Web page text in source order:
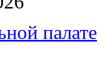
палате